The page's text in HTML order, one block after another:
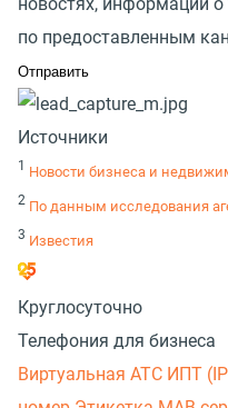
по предоставленным
Источники
1 Новости бизнеса и
2 По данным исследования
3 Известия
Круглосуточно
Телефония для бизнеса
Виртуальная АТС ИПТ